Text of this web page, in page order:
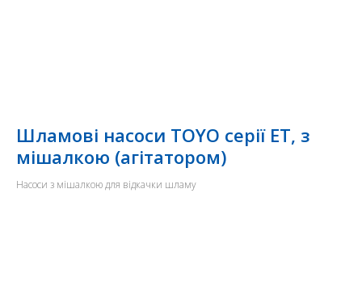
Шламові насоси TOYO серії ET, з
мішалкою (агітатором)
Насоси з мішалкою для відкачки шламу